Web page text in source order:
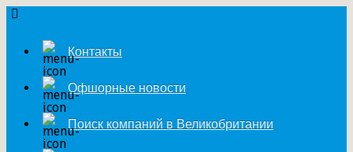
Контакты
Офшорные новости
Поиск компаний в Великобритании